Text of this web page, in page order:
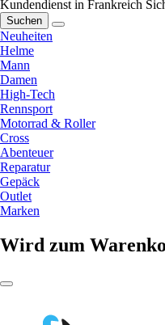
Kundendienst in Frankreich
Suchen
Neuheiten
Helme
Mann
Damen
High-Tech
Rennsport
Motorrad & Roller
Cross
Abenteuer
Reparatur
Gepäck
Outlet
Marken
Wird zum